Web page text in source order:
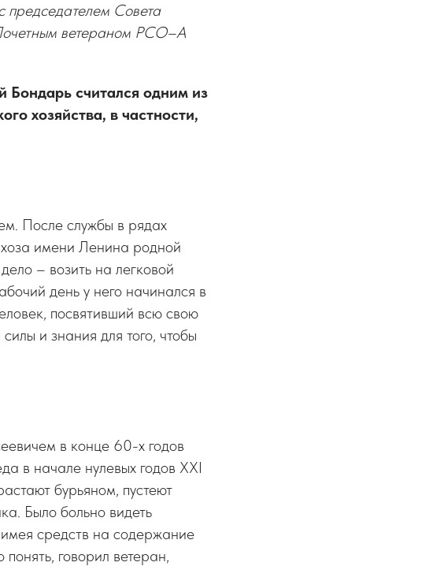
Совета
ветераном РСО–А
считался одним из
хозяйства, в частности,
После службы в рядах
имени Ленина родной
– возить на легковой
день у него начинался в
посвятивший всю свою
и знания для того, чтобы
в конце 60-х годов
в начале нулевых годов XXI
бурьяном, пустеют
Было больно видеть
средств на содержание
говорил ветеран,